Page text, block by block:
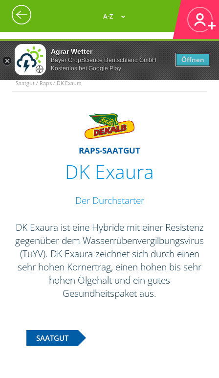
Agrar Wetter
Bayer CropScience Deutschland GmbH
Kostenlos bei Google Play
Öffnen
A-Z
Saatgut / Raps / DK Exaura
RAPS-SAATGUT
DK Exaura
Der Durchstarter
DK Exaura ist eine Hybride mit einer Resistenz
gegenüber dem Wasserrübenvergilbungsvirus
(TuYV). DK Exaura zeichnet sich durch einen
sehr hohen Kornertrag, einen hohen bis sehr
hohen Ölgehalt und ein gutes
Gesundheitspaket aus.
SAATGUT